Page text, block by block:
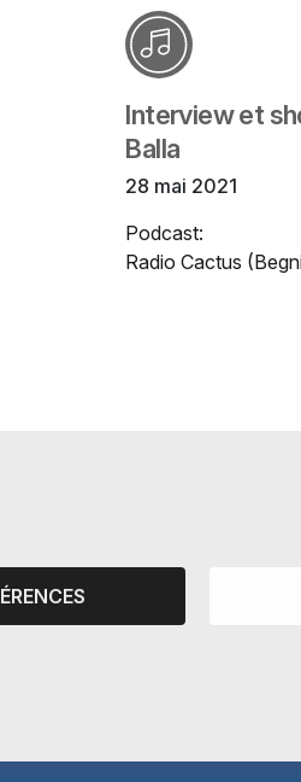
Interview et
Balla
28 mai 2021
Podcast:
Radio Cactus